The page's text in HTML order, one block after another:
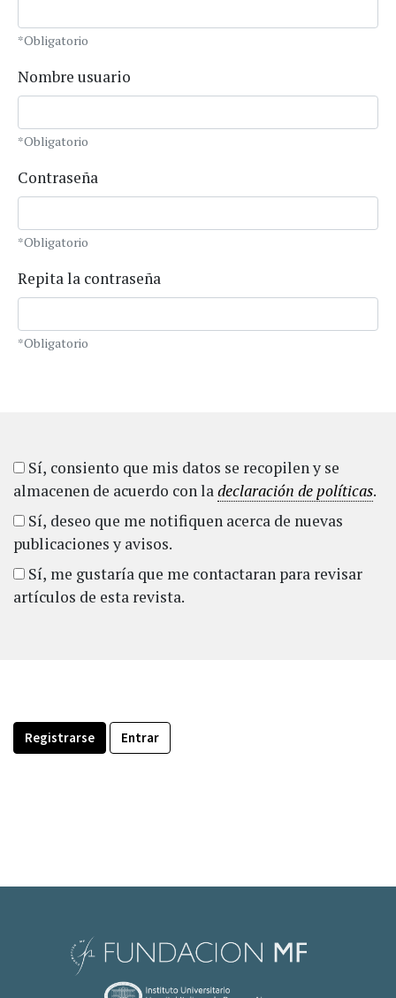
*Obligatorio
Nombre usuario
*Obligatorio
Contraseña
*Obligatorio
Repita la contraseña
*Obligatorio
almacenen de acuerdo con ladeclaración de políticas.
publicaciones y avisos.
artículos de esta revista.
Registrarse Entrar